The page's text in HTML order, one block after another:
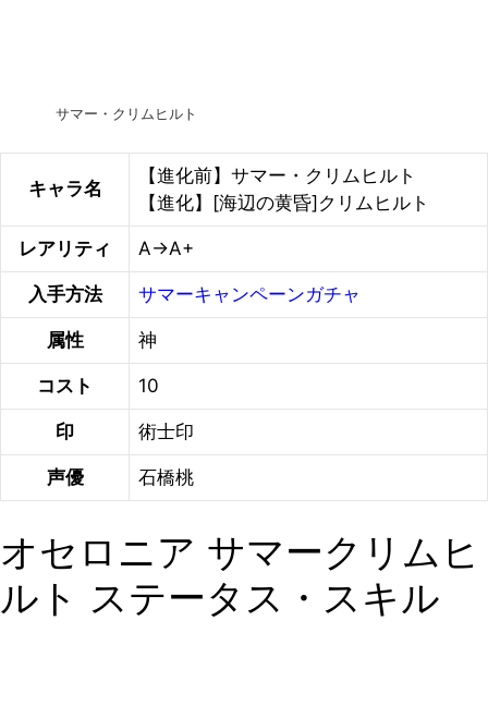
サマー・クリムヒルト
キャラ名
【進化前】サマー・クリムヒルト
【進化】[海辺の黄昏]クリムヒルト
レアリティ A→A+
入手方法 サマーキャンペーンガチャ
属性 神
コスト 10
印 術士印
声優 石橋桃
オセロニア サマークリムヒ
ルト ステータス・スキル